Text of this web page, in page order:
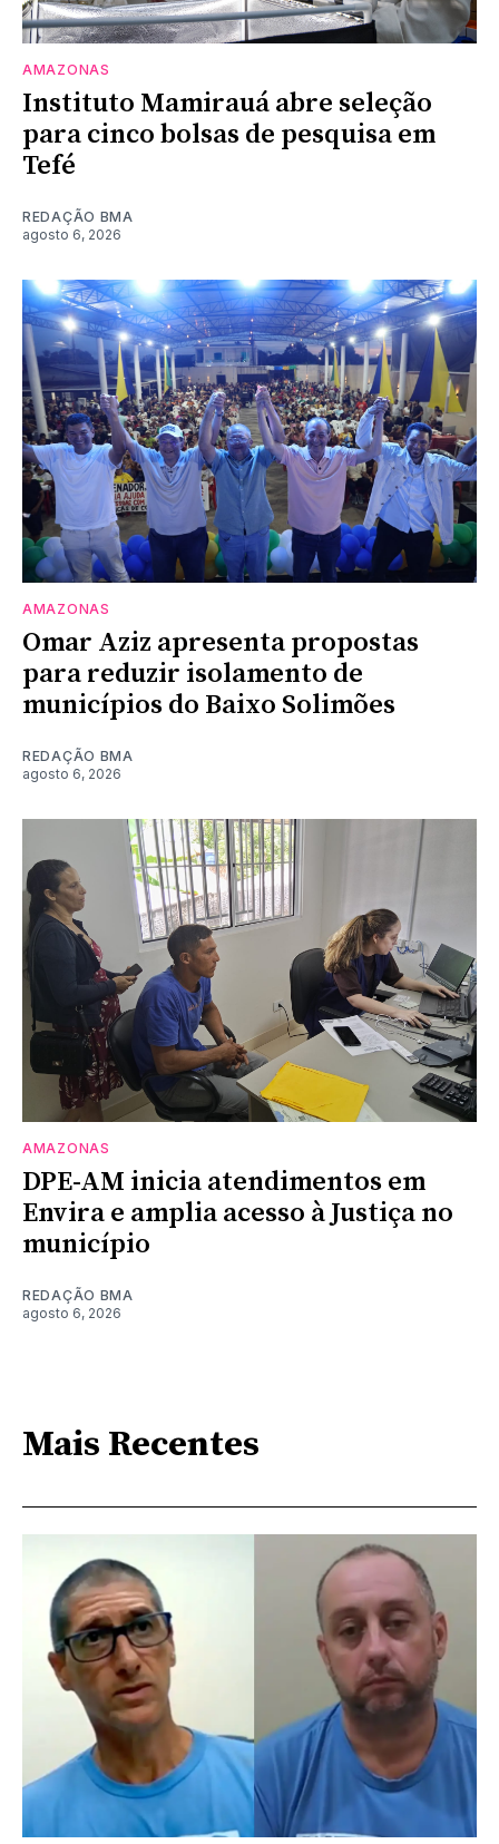
AMAZONAS
Instituto Mamirauá abre seleção
para cinco bolsas de pesquisa em
Tefé
REDAÇÃO BMA
agosto 6, 2026
AMAZONAS
Omar Aziz apresenta propostas
para reduzir isolamento de
municípios do Baixo Solimões
REDAÇÃO BMA
agosto 6, 2026
AMAZONAS
DPE-AM inicia atendimentos em
Envira e amplia acesso à Justiça no
município
REDAÇÃO BMA
agosto 6, 2026
Mais Recentes